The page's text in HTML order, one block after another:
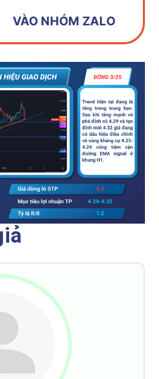
VÀO NHÓM ZALO